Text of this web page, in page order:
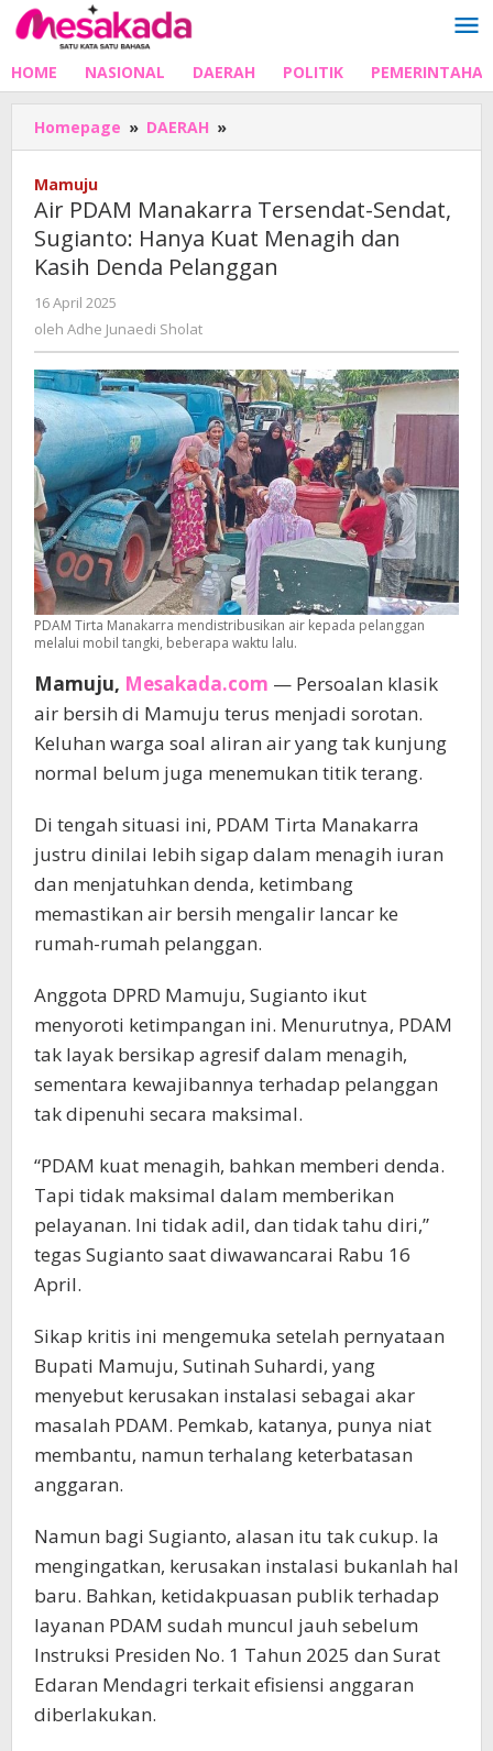
Lewati
ke
HOME NASIONAL DAERAH POLITIK
Homepage » DAERAH »
PDAM
Sendat,
Sugianto:
Hanya
Kuat
Kasih
Denda
Pelanggan
Mamuju
Air PDAM Manakarra Tersendat-Sendat,
Sugianto: Hanya Kuat Menagih dan
Kasih Denda Pelanggan
16 April 2025
Adhe
oleh Adhe Junaedi Sholat
PDAM Tirta Manakarra mendistribusikan air kepada pelanggan
melalui mobil tangki, beberapa waktu lalu.
Mamuju, Mesakada.com — Persoalan klasik
air bersih di Mamuju terus menjadi sorotan.
Keluhan warga soal aliran air yang tak kunjung
normal belum juga menemukan titik terang.
Di tengah situasi ini, PDAM Tirta Manakarra
justru dinilai lebih sigap dalam menagih iuran
dan menjatuhkan denda, ketimbang
memastikan air bersih mengalir lancar ke
rumah-rumah pelanggan.
Anggota DPRD Mamuju, Sugianto ikut
menyoroti ketimpangan ini. Menurutnya, PDAM
tak layak bersikap agresif dalam menagih,
sementara kewajibannya terhadap pelanggan
tak dipenuhi secara maksimal.
“PDAM kuat menagih, bahkan memberi denda.
Tapi tidak maksimal dalam memberikan
pelayanan. Ini tidak adil, dan tidak tahu diri,”
tegas Sugianto saat diwawancarai Rabu 16
April.
Sikap kritis ini mengemuka setelah pernyataan
Bupati Mamuju, Sutinah Suhardi, yang
menyebut kerusakan instalasi sebagai akar
masalah PDAM. Pemkab, katanya, punya niat
membantu, namun terhalang keterbatasan
anggaran.
Namun bagi Sugianto, alasan itu tak cukup. Ia
mengingatkan, kerusakan instalasi bukanlah hal
baru. Bahkan, ketidakpuasan publik terhadap
layanan PDAM sudah muncul jauh sebelum
Instruksi Presiden No. 1 Tahun 2025 dan Surat
Edaran Mendagri terkait efisiensi anggaran
diberlakukan.